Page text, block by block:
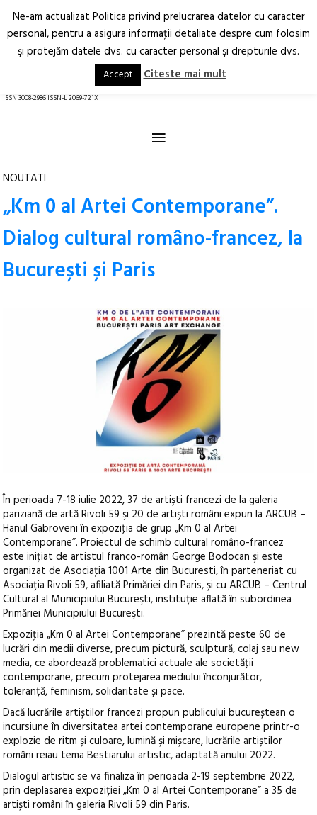
Arhitectură.
Oraș.
RO EN
ISSN 3008-2986 ISSN-L 2069-721X
≡
NOUTATI
„Km 0 al Artei Contemporane”.
Dialog cultural româno-francez, la
București și Paris
În perioada 7-18 iulie 2022, 37 de artiști francezi de la galeria
pariziană de artă Rivoli 59 şi 20 de artişti români expun la ARCUB –
Hanul Gabroveni în expoziţia de grup „Km 0 al Artei
Contemporane”.Proiectul de schimb cultural româno-francez
este iniţiat de artistul franco-român George Bodocan şi este
organizat de Asociaţia 1001 Arte din Bucuresti, în parteneriat cu
Asociația Rivoli 59, afiliată Primăriei din Paris, și cu ARCUB – Centrul
Cultural al Municipiului Bucureşti, instituție aflată în subordinea
Primăriei Municipiului Bucureşti.
Expoziţia „Km 0 al Artei Contemporane” prezintă peste 60 de
lucrări din medii diverse, precum pictură, sculptură, colaj sau new
media, ce abordează problematici actuale ale societăţii
contemporane, precum protejarea mediului înconjurător,
toleranță, feminism, solidaritate și pace.
Dacă lucrările artiștilor francezi propun publicului bucureștean o
incursiune în diversitatea artei contemporane europene printr-o
explozie de ritm și culoare, lumină și mișcare, lucrările artiștilor
români reiau tema Bestiarului artistic, adaptată anului 2022.
Dialogul artistic se va finaliza în perioada 2-19 septembrie 2022,
prin deplasarea expoziției „Km 0 al Artei Contemporane” a 35 de
artiști români în galeria Rivoli 59 din Paris.
Ne-am actualizat Politica privind prelucrarea datelor cu caracter
personal, pentru a asigura informaţii detaliate despre cum folosim
şi protejăm datele dvs. cu caracter personal şi drepturile dvs.
Accept Citeste mai mult